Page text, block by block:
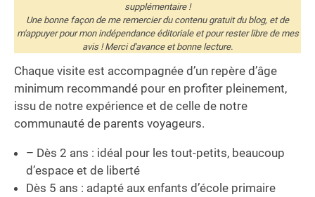
supplémentaire !
Une bonne façon de me remercier du contenu gratuit du blog, et de
m'appuyer pour mon indépendance éditoriale et pour rester libre de mes
avis ! Merci d'avance et bonne lecture.
Chaque visite est accompagnée d’un repère d’âge
minimum recommandé pour en profiter pleinement,
issu de notre expérience et de celle de notre
communauté de parents voyageurs.
– Dès 2 ans : idéal pour les tout-petits, beaucoup
d’espace et de liberté
Dès 5 ans : adapté aux enfants d’école primaire